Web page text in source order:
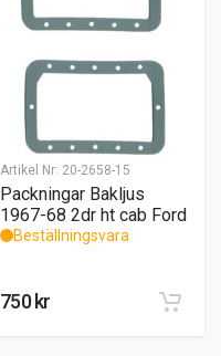
Artikel Nr: 20-2658-15
Packningar Bakljus
1967-68 2dr ht cab Ford
Beställningsvara
750 kr